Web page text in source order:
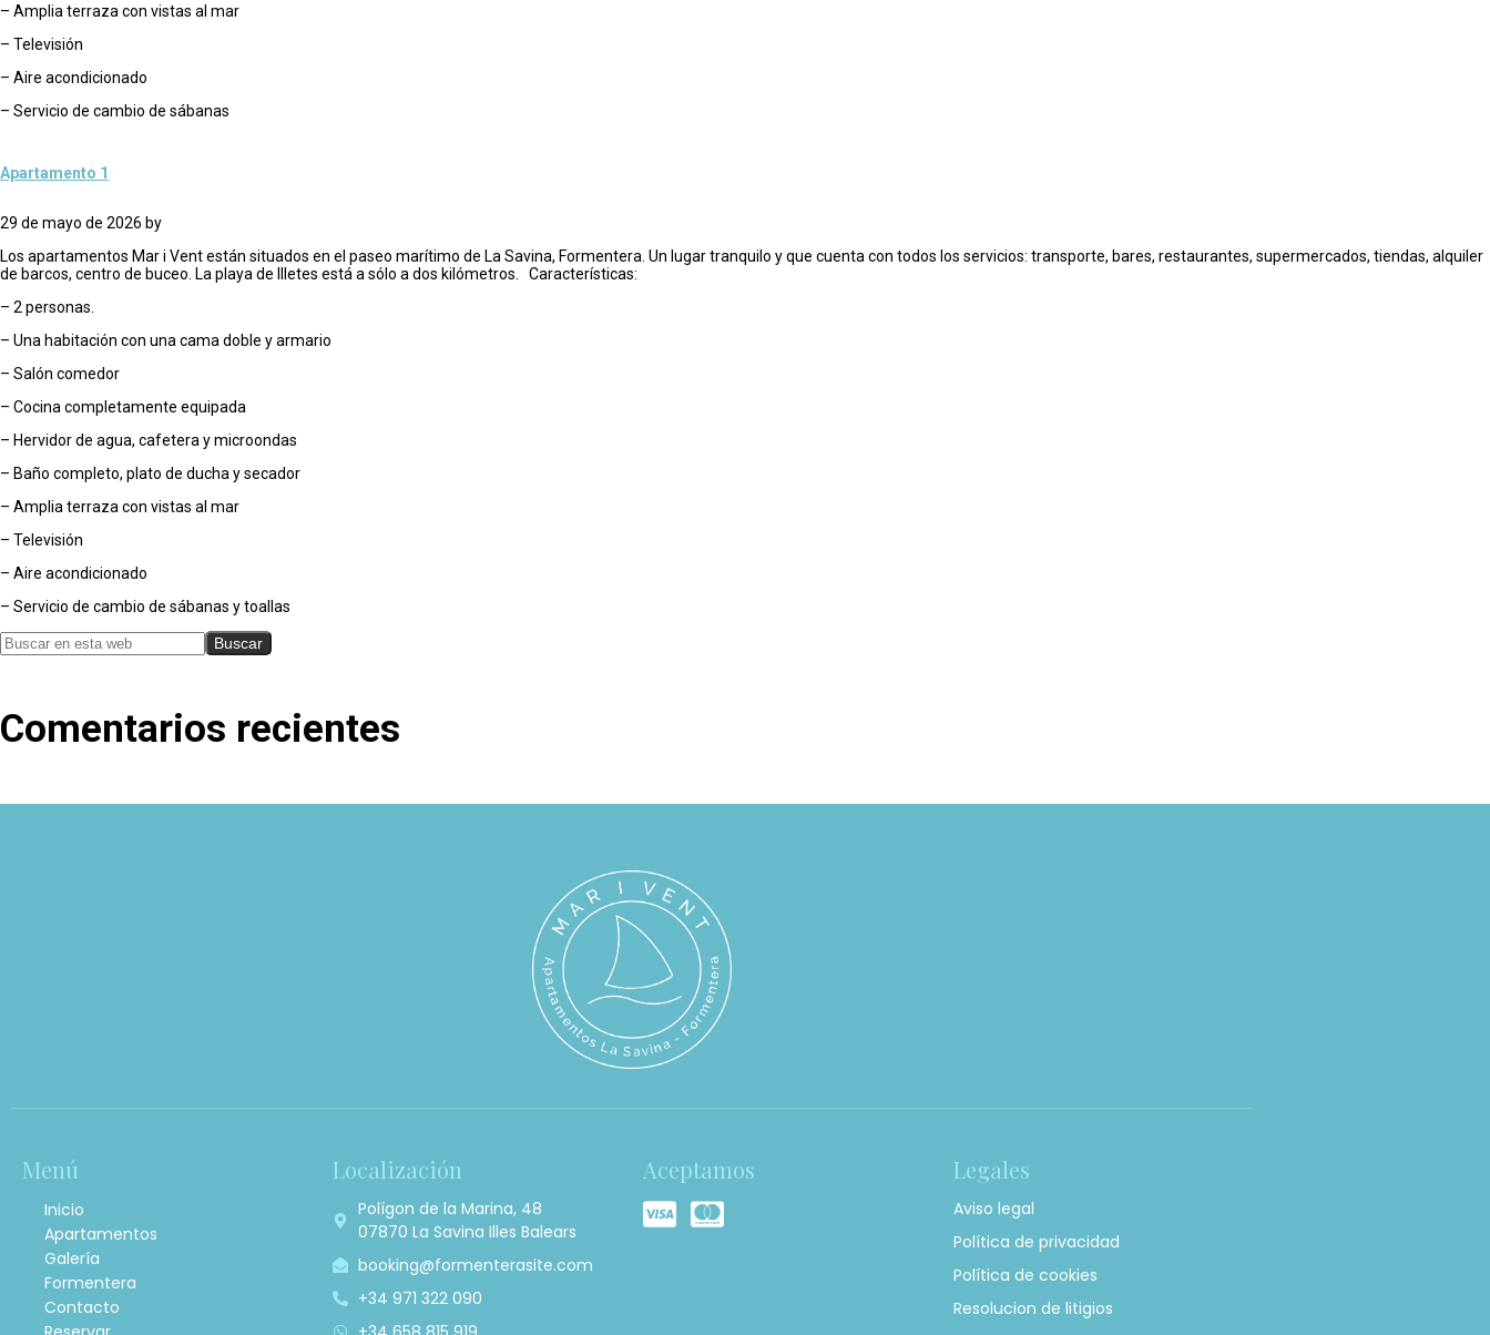
– Amplia terraza con vistas al mar
– Televisión
– Aire acondicionado
– Servicio de cambio de sábanas
Apartamento 1
29 de mayo de 2026 by
Los apartamentos Mar i Vent están situados en el paseo marítimo de La Savina, Formentera. Un lugar tranquilo y que cuenta con todos los servicios: transporte, bares, restaurantes, supermercados, tiendas, alquiler
de barcos, centro de buceo. La playa de Illetes está a sólo a dos kilómetros. Características:
– 2 personas.
– Una habitación con una cama doble y armario
– Salón comedor
– Cocina completamente equipada
– Hervidor de agua, cafetera y microondas
– Baño completo, plato de ducha y secador
– Amplia terraza con vistas al mar
– Televisión
– Aire acondicionado
– Servicio de cambio de sábanas y toallas
Comentarios recientes
Menú
Inicio
Apartamentos
Galería
Formentera
Contacto
Localización
Polígon de la Marina, 48
07870 La Savina Illes Balears
booking@formenterasite.com
+34 971 322 090
Aceptamos Legales
Aviso legal
Política de privacidad
Política de cookies
Resolucion de litigios